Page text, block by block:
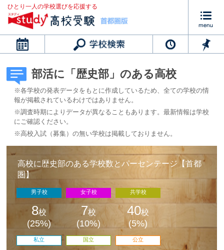
ひとり一人の学校選びを応援する
カレンダー
部活に「歴史部」のある高校
※各学校の発表データをもとに作成しているため、全ての学校の情
報が掲載されているわけではありません。
※調査時期によりデータが異なることもあります。最新情報は学校
にご確認ください。
※高校入試（募集）の無い学校は掲載しておりません。
高校に歴史部のある学校数とパーセンテージ【首都
圏】
男子校
8校
(25%)
女子校
7校
(10%)
共学校
40校
(5%)
私立 国立 公立